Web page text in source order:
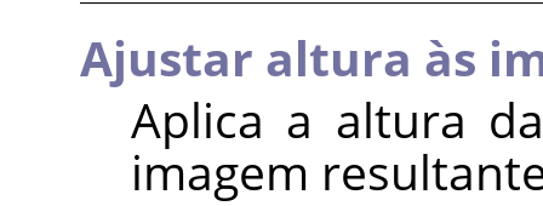
Ajustar altura às
Aplica a altura
imagem